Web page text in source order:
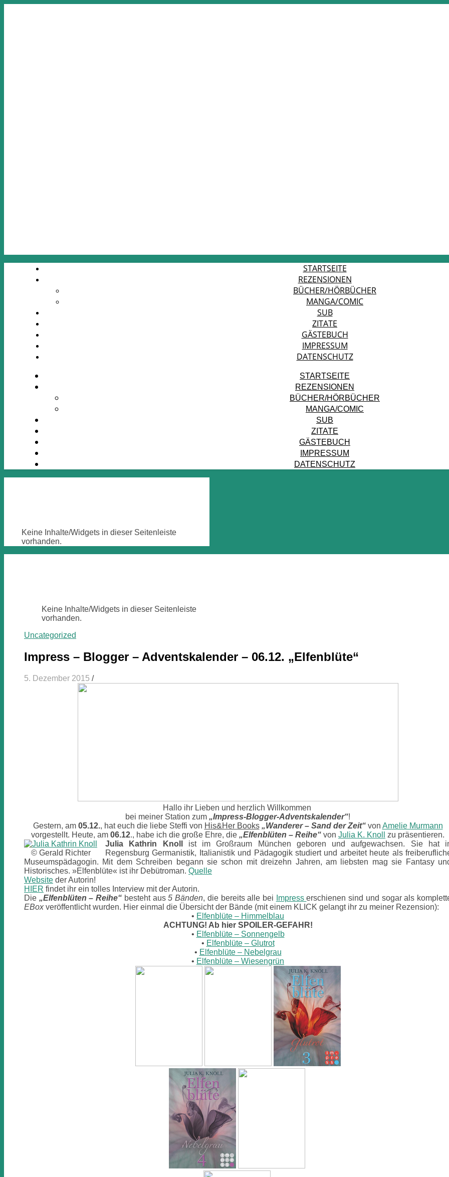
STARTSEITE
REZENSIONEN
BÜCHER/HÖRBÜCHER
MANGA/COMIC
SUB
ZITATE
GÄSTEBUCH
IMPRESSUM
DATENSCHUTZ
STARTSEITE
REZENSIONEN
BÜCHER/HÖRBÜCHER
MANGA/COMIC
SUB
ZITATE
GÄSTEBUCH
IMPRESSUM
DATENSCHUTZ
Keine Inhalte/Widgets in dieser Seitenleiste
vorhanden.
Keine Inhalte/Widgets in dieser Seitenleiste
vorhanden.
Uncategorized
Impress – Blogger – Adventskalender – 06.12. „Elfenblüte“
5. Dezember 2015 /
Hallo ihr Lieben und herzlich Willkommen
bei meiner Station zum „Impress-Blogger-Adventskalender“!
Gestern, am 05.12., hat euch die liebe Steffi von His&Her Books „Wanderer – Sand der Zeit“ von Amelie Murmann
vorgestellt. Heute, am 06.12., habe ich die große Ehre, die „Elfenblüten – Reihe“ von Julia K. Knoll zu präsentieren.
© Gerald Richter
Julia Kathrin Knoll
ist im Großraum München geboren und aufgewachsen. Sie hat
Regensburg Germanistik, Italianistik und Pädagogik studiert und arbeitet heute als
Museumspädagogin. Mit dem Schreiben begann sie schon mit dreizehn Jahren, am liebsten mag sie Fantasy
Historisches. »Elfenblüte« ist ihr Debütroman. Quelle
Website der Autorin!
HIER findet ihr ein tolles Interview mit der Autorin.
Die „Elfenblüten – Reihe“ besteht aus5 Bänden, die bereits alle bei Impresserschienen sind und sogar als
EBoxveröffentlicht wurden. Hier einmal die Übersicht der Bände (mit einem KLICK gelangt ihr zu meiner Rezension):
• Elfenblüte – Himmelblau
ACHTUNG! Ab hier SPOILER-GEFAHR!
• Elfenblüte – Sonnengelb
• Elfenblüte – Glutrot
• Elfenblüte – Nebelgrau
• Elfenblüte – Wiesengrün